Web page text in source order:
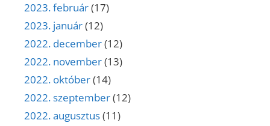
2023. február(17)
2023. január(12)
2022. december(12)
2022. november(13)
2022. október(14)
2022. szeptember(12)
2022. augusztus(11)